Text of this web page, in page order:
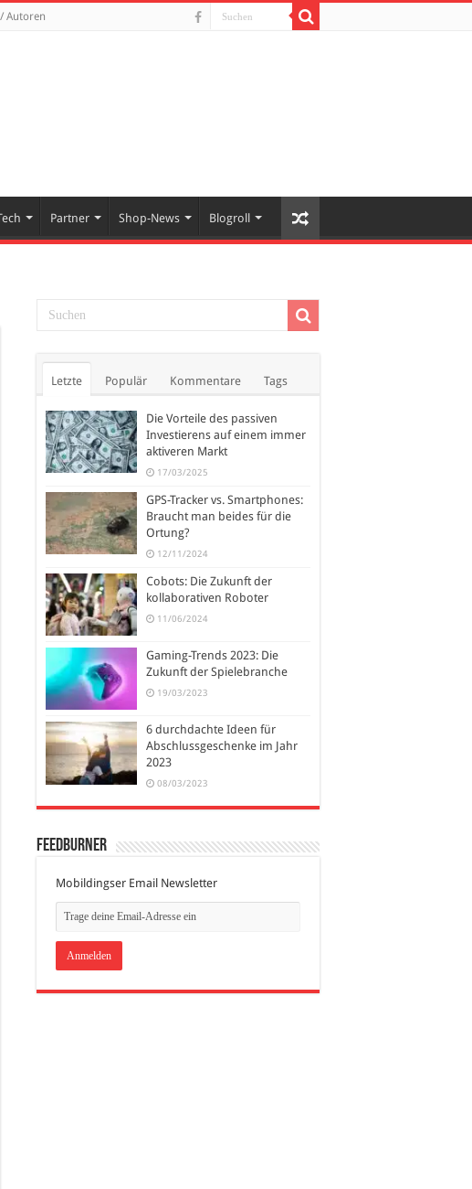
Autoren
Partner Shop-News Blogroll
Letzte Populär Kommentare Tags
Die Vorteile des passiven
Investierens auf einem immer
aktiveren Markt
17/03/2025
GPS-Tracker vs. Smartphones:
Braucht man beides für die
Ortung?
12/11/2024
Cobots: Die Zukunft der
kollaborativen Roboter
11/06/2024
Gaming-Trends 2023: Die
Zukunft der Spielebranche
19/03/2023
6 durchdachte Ideen für
Abschlussgeschenke im Jahr
2023
08/03/2023
FeedBurner
Mobildingser Email Newsletter